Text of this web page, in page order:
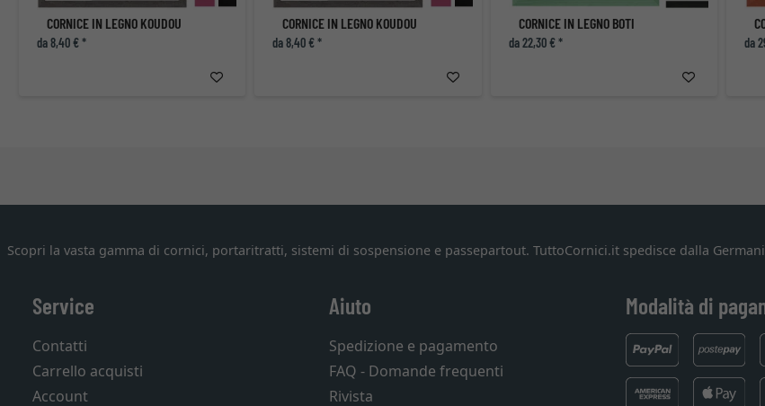
CORNICE IN LEGNO KOUDOU
da 8,40 € *
CORNICE IN LEGNO KOUDOU
da 8,40 € *
CORNICE IN LEGNO BOTI
da 22,30 € * da
Scopri la vasta gamma di cornici, portaritratti, sistemi di sospensione e passepartout. TuttoCornici.it spedisce dalla
Service
Contatti
Carrello acquisti
Account
Aiuto
Spedizione e pagamento
FAQ - Domande frequenti
Rivista
Modalità di